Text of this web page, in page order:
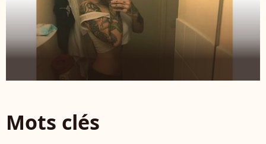
Mots clés